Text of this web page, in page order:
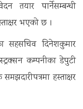
तयार पार्नेसम्बन्धी
भएको छ ।
सहसचिव दिनेशकुमार
कम्पनीका डेपुटी
हस्ताक्षर